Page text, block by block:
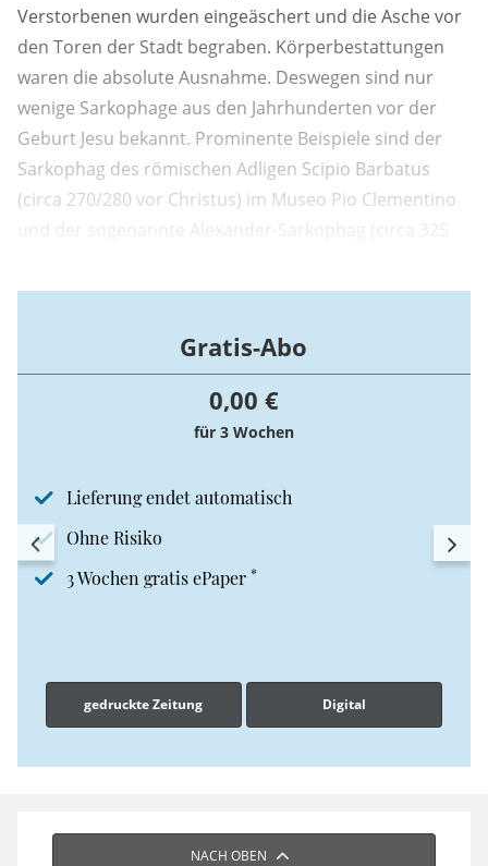
Verstorbenen wurden eingeäschert und die Asche vor
den Toren der Stadt begraben. Körperbestattungen
waren die absolute Ausnahme. Deswegen sind nur
wenige Sarkophage aus den Jahrhunderten vor der
Geburt Jesu bekannt. Prominente Beispiele sind der
Sarkophag des römischen Adligen Scipio Barbatus
(circa 270/280 vor Christus) im Museo Pio Clementino
und der sogenannte Alexander-Sarkophag (circa 325
Gratis-Abo
0,00 €
für 3 Wochen
Lieferung endet automatisch
Ohne Risiko
3 Wochen gratis ePaper *
gedruckte Zeitung Digital
NACH OBEN